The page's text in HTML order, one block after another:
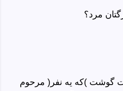
مرد؟
گوشت )که یه نفر( مرحوم